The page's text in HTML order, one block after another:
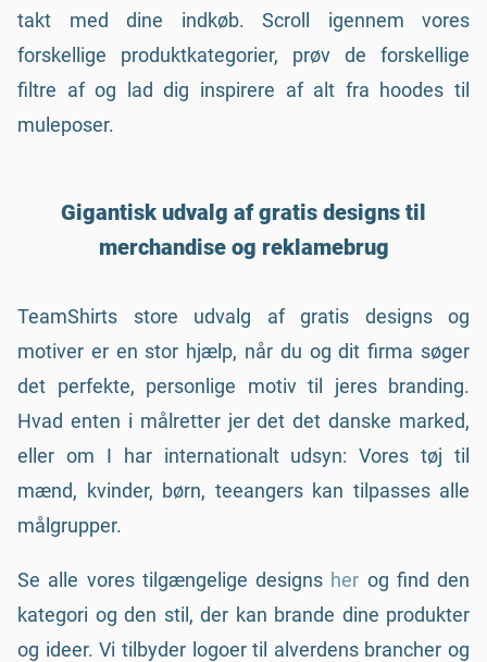
takt med dine indkøb. Scroll igennem vores
forskellige produktkategorier, prøv de forskellige
filtre af og lad dig inspirere af alt fra hoodes til
muleposer.
Gigantisk udvalg af gratis designs til
merchandise og reklamebrug
TeamShirts store udvalg af gratis designs og
motiver er en stor hjælp, når du og dit firma søger
det perfekte, personlige motiv til jeres branding.
Hvad enten i målretter jer det det danske marked,
eller om I har internationalt udsyn: Vores tøj til
mænd, kvinder, børn, teeangers kan tilpasses alle
målgrupper.
Se alle vores tilgængelige designs her og find den
kategori og den stil, der kan brande dine produkter
og ideer. Vi tilbyder logoer til alverdens brancher og